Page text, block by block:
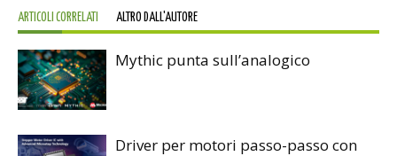
ARTICOLI CORRELATI ALTRO DALL'AUTORE
Mythic punta sull’analogico
Driver per motori passo-passo con